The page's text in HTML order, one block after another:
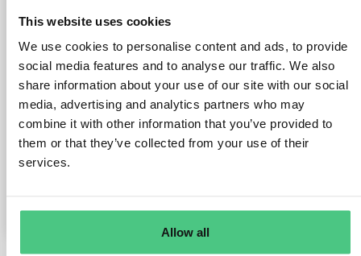
This website uses cookies
We use cookies to personalise content and ads, to provide
social media features and to analyse our traffic. We also
share information about your use of our site with our social
media, advertising and analytics partners who may
combine it with other information that you’ve provided to
them or that they’ve collected from your use of their
services.
Allow all
en Marruecos. En el reporte del próximo año,
¿debe incluir a la empresa en ese país?
Muchas gracias.
La pregunta está archivada en CSRD Traducir
0